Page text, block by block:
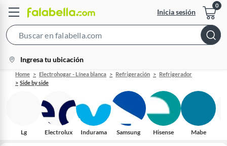
Inicia sesión
Bar
location-
icon
Ingresa tu ubicación
Home Electrohogar - Línea blanca Refrigeración
Refrigerador
Side by side
Lg Electrolux Indurama Samsung Hisense Mabe